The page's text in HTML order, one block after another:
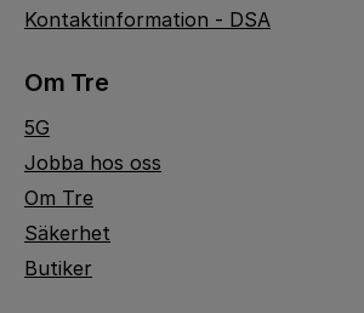
Kontaktinformation - DSA
Om Tre
5G
Jobba hos oss
Om Tre
Säkerhet
Butiker